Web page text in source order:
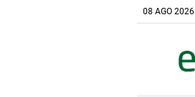
08 AGO 2026